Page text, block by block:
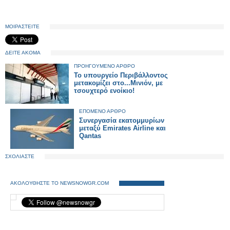
ΜΟΙΡΑΣΤΕΙΤΕ
ΔΕΙΤΕ ΑΚΟΜΑ
ΠΡΟΗΓΟΥΜΕΝΟ ΑΡΘΡΟ
Το υπουργείο Περιβάλλοντος
μετακομίζει στο...Μινιόν, με
τσουχτερό ενοίκιο!
ΕΠΟΜΕΝΟ ΑΡΘΡΟ
Συνεργασία εκατομμυρίων
μεταξύ Emirates Airline και
Qantas
ΣΧΟΛΙΑΣΤΕ
ΑΚΟΛΟΥΘΗΣΤΕ ΤΟ NEWSNOWGR.COM